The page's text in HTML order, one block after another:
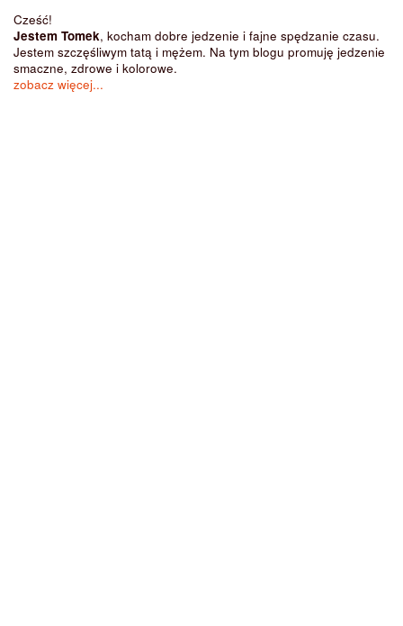
Cześć!
Jestem Tomek, kocham dobre jedzenie i fajne spędzanie czasu.
Jestem szczęśliwym tatą i mężem. Na tym blogu promuję jedzenie
smaczne, zdrowe i kolorowe.
zobacz więcej...